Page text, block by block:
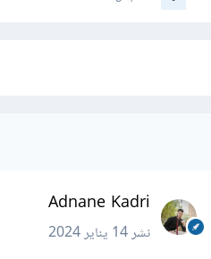
Adnane Kadri
نشر14 يناير 2024